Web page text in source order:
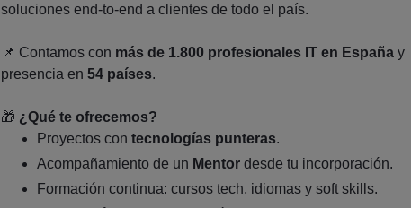
soluciones end‑to‑end a clientes de todo el país.
📌 Contamos con más de 1.800 profesionales IT en Españay
presencia en 54 países.
🎁 ¿Qué te ofrecemos?
Proyectos con tecnologías punteras.
Acompañamiento de un Mentordesde tu incorporación.
Formación continua: cursos tech, idiomas y soft skills.